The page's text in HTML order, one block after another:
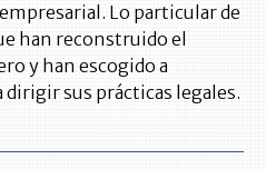
Lo particular de
han reconstruido el
y han escogido a
dirigir sus prácticas legales.